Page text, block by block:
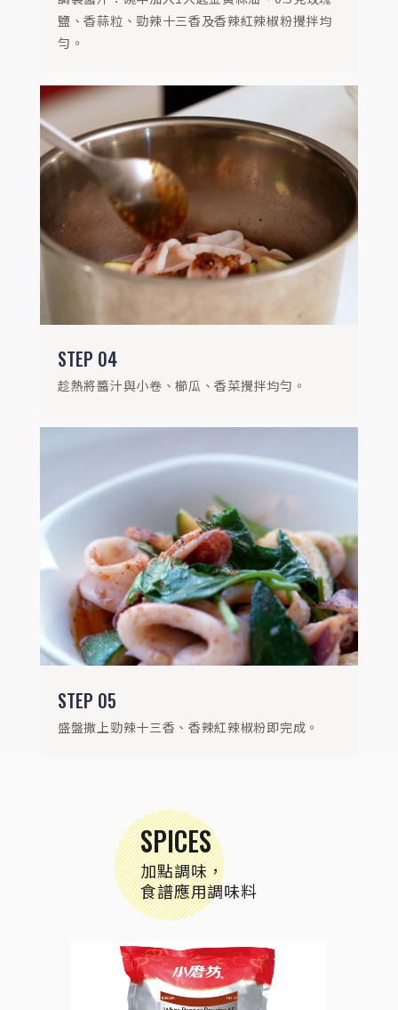
鹽、香蒜粒、勁辣十三香及香辣紅辣椒粉攪拌均
勻。
STEP 04
趁熱將醬汁與小卷、櫛瓜、香菜攪拌均勻。
STEP 05
盛盤撒上勁辣十三香、香辣紅辣椒粉即完成。
SPICES
加點調味，
食譜應用調味料
STEP05
盛盤撒上勁辣十三香、香辣紅辣椒粉即完